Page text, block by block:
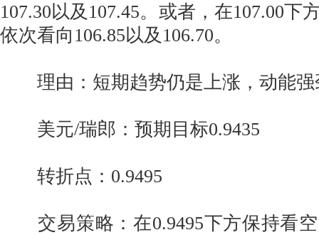
107.30以及107.45。或者，在107.00下
依次看向106.85以及106.70。
理由：短期趋势仍是上涨，动能强
美元/瑞郎：预期目标0.9435
转折点：0.9495
交易策略：在0.9495下方保持看空